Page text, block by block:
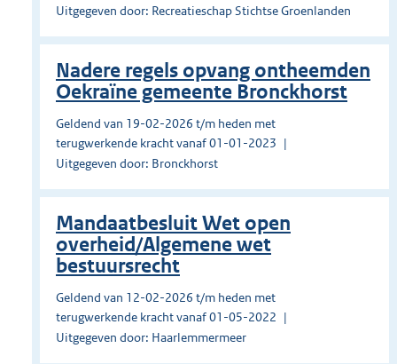
Uitgegeven door: Recreatieschap Stichtse Groenlanden
Nadere regels opvang ontheemden
Oekraïne gemeente Bronckhorst
Geldend van 19-02-2026 t/m heden met
terugwerkende kracht vanaf 01-01-2023
Uitgegeven door: Bronckhorst
Mandaatbesluit Wet open
overheid/Algemene wet
bestuursrecht
Geldend van 12-02-2026 t/m heden met
terugwerkende kracht vanaf 01-05-2022
Uitgegeven door: Haarlemmermeer